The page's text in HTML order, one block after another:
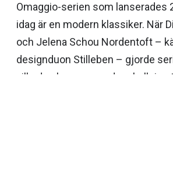
Omaggio-serien som lanserades
idag är en modern klassiker. När
och Jelena Schou Nordentoft –
designduon Stilleben – gjorde
ville de skapa en modern hyllning